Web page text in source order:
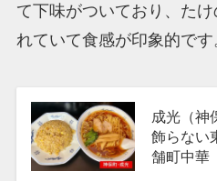
て下味がついており、た
れていて食感が印象的です
成光（神
飾らない
舗町中華